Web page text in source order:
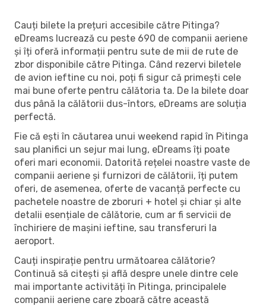
Cauți bilete la prețuri accesibile către Pitinga?
eDreams lucrează cu peste 690 de companii aeriene
și îți oferă informații pentru sute de mii de rute de
zbor disponibile către Pitinga. Când rezervi biletele
de avion ieftine cu noi, poți fi sigur că primești cele
mai bune oferte pentru călătoria ta. De la bilete doar
dus până la călătorii dus-întors, eDreams are soluția
perfectă.
Fie că ești în căutarea unui weekend rapid în Pitinga
sau planifici un sejur mai lung, eDreams îți poate
oferi mari economii. Datorită rețelei noastre vaste de
companii aeriene și furnizori de călătorii, îți putem
oferi, de asemenea, oferte de vacanță perfecte cu
pachetele noastre de zboruri + hotel și chiar și alte
detalii esențiale de călătorie, cum ar fi servicii de
închiriere de mașini ieftine, sau transferuri la
aeroport.
Cauți inspirație pentru următoarea călătorie?
Continuă să citești și află despre unele dintre cele
mai importante activități în Pitinga, principalele
companii aeriene care zboară către această